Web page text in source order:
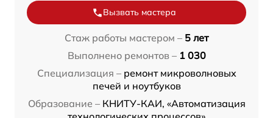
Вызвать мастера
Стаж работы мастером – 5 лет
Выполнено ремонтов – 1 030
Специализация – ремонт микроволновых
печей и ноутбуков
Образование – КНИТУ-КАИ, «Автоматизация